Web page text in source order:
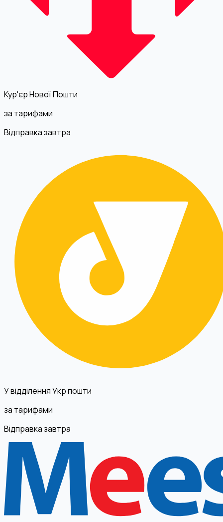
Кур'єр Нової Пошти
за тарифами
Відправка завтра
У відділення Укр пошти
за тарифами
Відправка завтра